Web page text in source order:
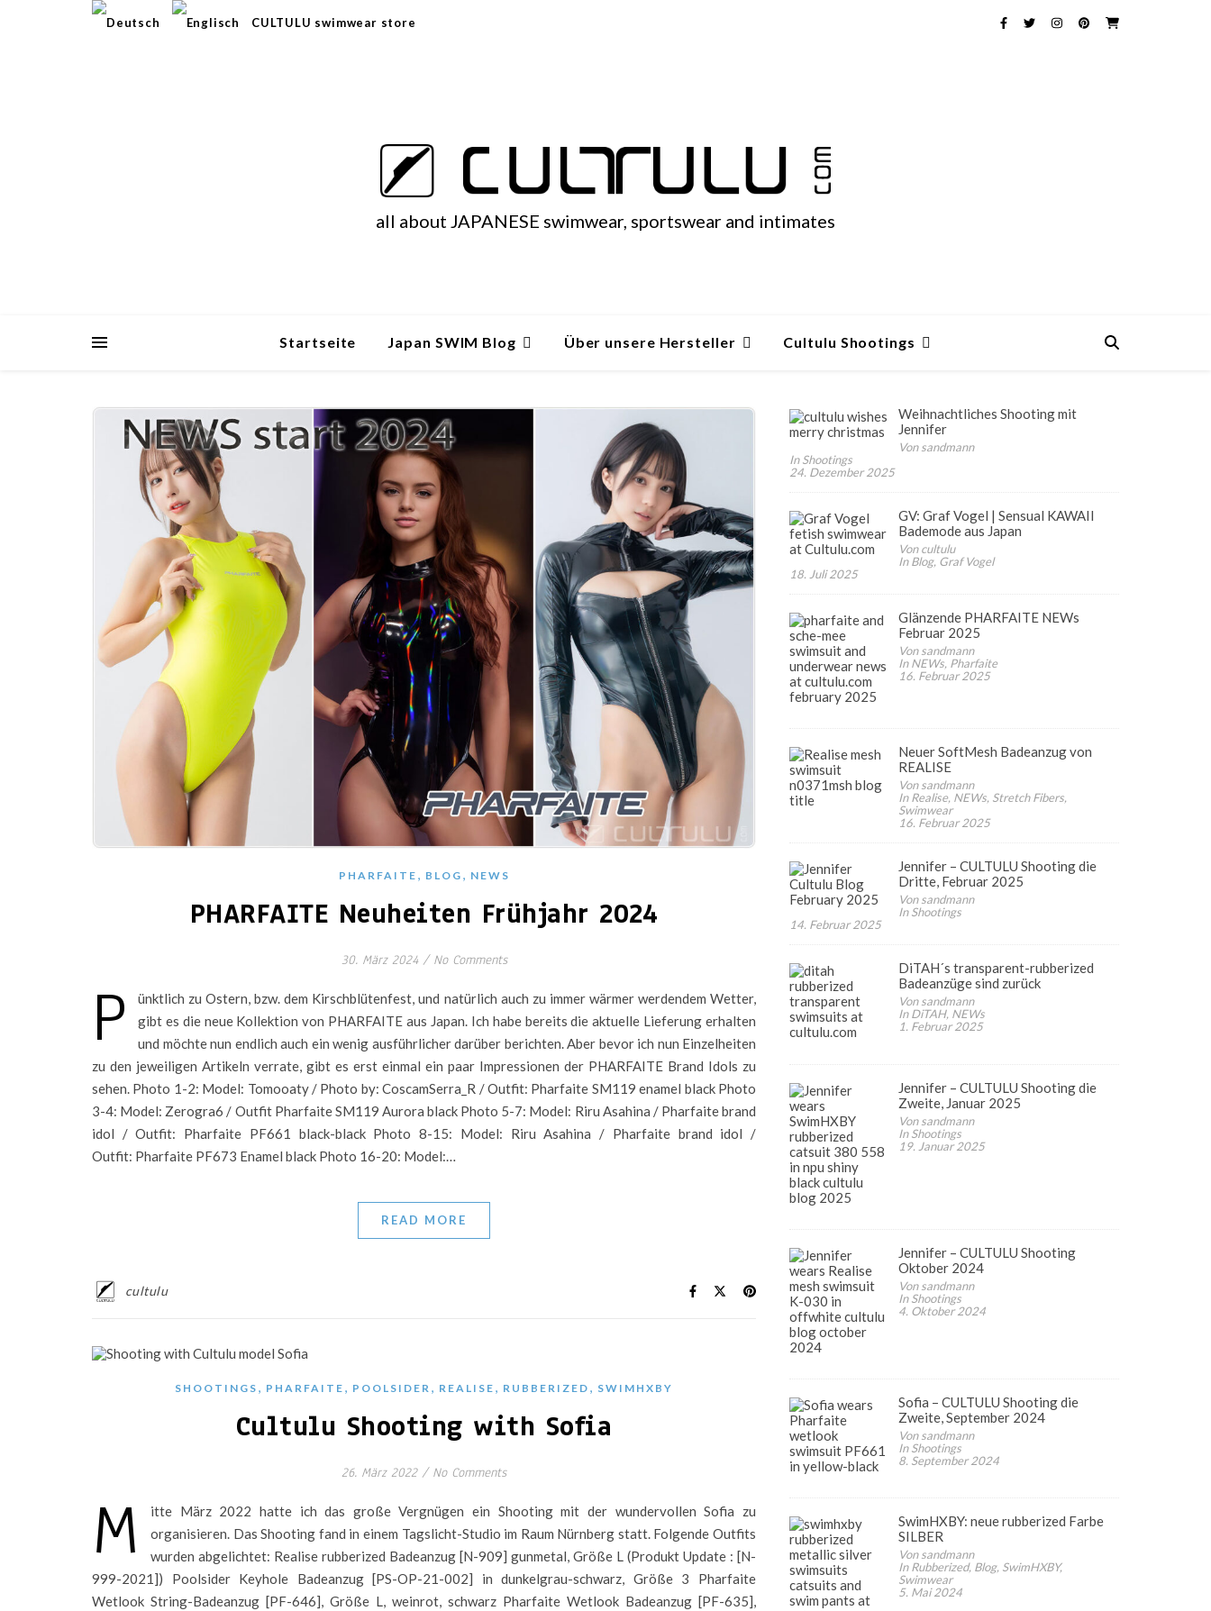
CULTULU swimwear store
all about JAPANESE swimwear, sportswear and intimates
Startseite Japan SWIM Blog Über unsere Hersteller Cultulu Shootings
PHARFAITE , BLOG , NEWS
PHARFAITE Neuheiten Frühjahr 2024
30. März 2024 / No Comments
P
ünktlich zu Ostern, bzw. dem Kirschblütenfest, und natürlich auch zu immer wärmer werdendem Wetter,
gibt es die neue Kollektion von PHARFAITE aus Japan. Ich habe bereits die aktuelle Lieferung erhalten
und möchte nun endlich auch ein wenig ausführlicher darüber berichten. Aber bevor ich nun Einzelheiten
zu den jeweiligen Artikeln verrate, gibt es erst einmal ein paar Impressionen der PHARFAITE Brand Idols zu
sehen. Photo 1-2: Model: Tomooaty / Photo by: CoscamSerra_R / Outfit: Pharfaite SM119 enamel black Photo
3-4: Model: Zerogra6 / Outfit Pharfaite SM119 Aurora black Photo 5-7: Model: Riru Asahina / Pharfaite brand
idol / Outfit: Pharfaite PF661 black-black Photo 8-15: Model: Riru Asahina / Pharfaite brand idol /
Outfit: Pharfaite PF673 Enamel black Photo 16-20: Model:…
READ MORE
cultulu
SHOOTINGS , PHARFAITE , POOLSIDER , REALISE , RUBBERIZED , SWIMHXBY
Cultulu Shooting with Sofia
26. März 2022 / No Comments
M
itte März 2022 hatte ich das große Vergnügen ein Shooting mit der wundervollen Sofia zu
organisieren. Das Shooting fand in einem Tagslicht-Studio im Raum Nürnberg statt. Folgende Outfits
wurden abgelichtet: Realise rubberized Badeanzug [N-909] gunmetal, Größe L (Produkt Update : [N-
999-2021]) Poolsider Keyhole Badeanzug [PS-OP-21-002] in dunkelgrau-schwarz, Größe 3 Pharfaite
Wetlook String-Badeanzug [PF-646], Größe L, weinrot, schwarz Pharfaite Wetlook Badeanzug [PF-635],
Weihnachtliches Shooting mit
Jennifer
Von sandmann
In Shootings
24. Dezember 2025
GV: Graf Vogel | Sensual KAWAII
Bademode aus Japan
Von cultulu
In Blog, Graf Vogel
18. Juli 2025
Glänzende PHARFAITE NEWs
Februar 2025
Von sandmann
In NEWs, Pharfaite
16. Februar 2025
Neuer SoftMesh Badeanzug von
REALISE
Von sandmann
In Realise, NEWs, Stretch Fibers,
Swimwear
16. Februar 2025
Jennifer – CULTULU Shooting die
Dritte, Februar 2025
Von sandmann
In Shootings
14. Februar 2025
DiTAH´s transparent-rubberized
Badeanzüge sind zurück
Von sandmann
In DiTAH, NEWs
1. Februar 2025
Jennifer – CULTULU Shooting die
Zweite, Januar 2025
Von sandmann
In Shootings
19. Januar 2025
Jennifer – CULTULU Shooting
Oktober 2024
Von sandmann
In Shootings
4. Oktober 2024
Sofia – CULTULU Shooting die
Zweite, September 2024
Von sandmann
In Shootings
8. September 2024
SwimHXBY: neue rubberized Farbe
SILBER
Von sandmann
In Rubberized, Blog, SwimHXBY,
Swimwear
5. Mai 2024